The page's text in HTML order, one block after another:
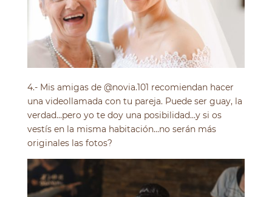
4.- Mis amigas de @novia.101 recomiendan hacer
una videollamada con tu pareja. Puede ser guay, la
verdad…pero yo te doy una posibilidad…y si os
vestís en la misma habitación…no serán más
originales las fotos?